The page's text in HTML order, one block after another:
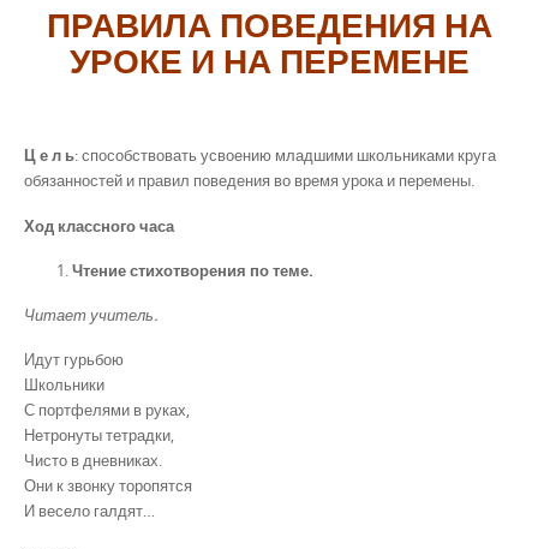
ПРАВИЛА ПОВЕДЕНИЯ НА
УРОКЕ И НА ПЕРЕМЕНЕ
Ц е л ь: способствовать усвоению младшими школьниками круга
обязанностей и правил поведения во время урока и перемены.
Ход классного часа
Чтение стихотворения по теме.
Читает учитель.
Идут гурьбою
Школьники
С портфелями в руках,
Нетронуты тетрадки,
Чисто в дневниках.
Они к звонку торопятся
И весело галдят…